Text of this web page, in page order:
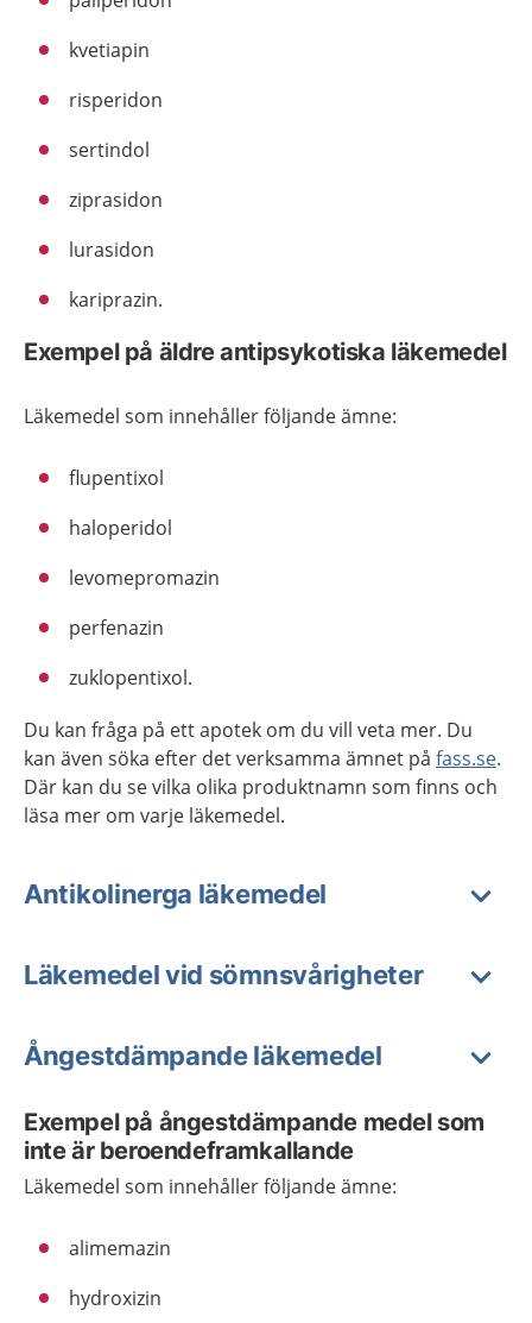
kvetiapin
risperidon
sertindol
ziprasidon
lurasidon
kariprazin.
Exempel på äldre antipsykotiska läkemedel
Läkemedel som innehåller följande ämne:
flupentixol
haloperidol
levomepromazin
perfenazin
zuklopentixol.
Du kan fråga på ett apotek om du vill veta mer. Du
kan även söka efter det verksamma ämnet på fass.se.
Där kan du se vilka olika produktnamn som finns och
läsa mer om varje läkemedel.
Antikolinerga läkemedel
Läkemedel vid sömnsvårigheter
Ångestdämpande läkemedel
Exempel på ångestdämpande medel som
inte är beroendeframkallande
Läkemedel som innehåller följande ämne:
alimemazin
hydroxizin